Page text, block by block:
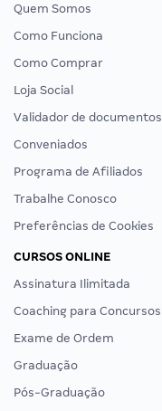
Quem Somos
Como Funciona
Como Comprar
Loja Social
Validador de documentos
Conveniados
Programa de Afiliados
Trabalhe Conosco
Preferências de Cookies
CURSOS ONLINE
Assinatura Ilimitada
Coaching para Concursos
Exame de Ordem
Graduação
Pós-Graduação